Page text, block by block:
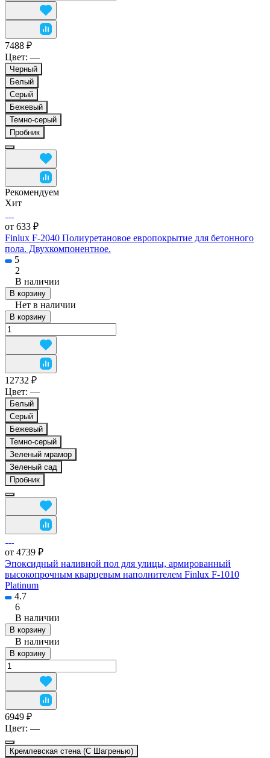
7488 ₽
Цвет: —
Черный
Белый
Серый
Бежевый
Темно-серый
Пробник
Рекомендуем
Хит
от 633 ₽
Finlux F-2040 Полиуретановое европокрытие для бетонного
пола. Двухкомпонентное.
5
2
В наличии
В корзину
Нет в наличии
В корзину
12732 ₽
Цвет: —
Белый
Серый
Бежевый
Темно-серый
Зеленый мрамор
Зеленый сад
Пробник
от 4739 ₽
Эпоксидный наливной пол для улицы, армированный
высокопрочным кварцевым наполнителем Finlux F-1010
Platinum
4.7
6
В наличии
В корзину
В наличии
В корзину
6949 ₽
Цвет: —
Кремлевская стена (С Шагренью)